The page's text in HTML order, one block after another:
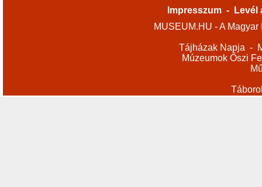
Impresszum -
Levél
MUSEUM.HU - A
Tájházak Napja -
Múzeumok Őszi